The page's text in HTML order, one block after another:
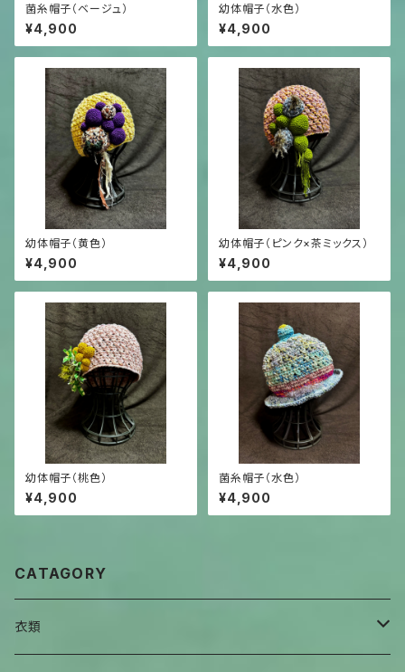
菌糸帽子（ベージュ）
¥4,900
幼体帽子（水色）
¥4,900
幼体帽子（黄色）
¥4,900
幼体帽子（ピンク×茶ミックス）
¥4,900
幼体帽子（桃色）
¥4,900
菌糸帽子（水色）
¥4,900
CATAGORY
衣類